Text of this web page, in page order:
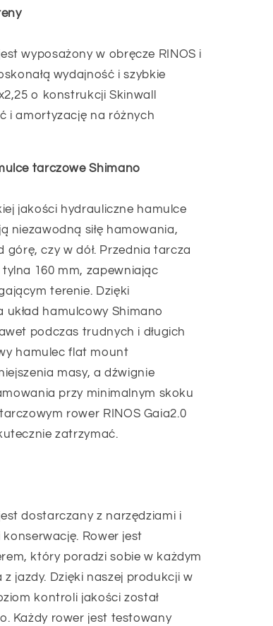
wyposażony w obręcze RINOS i
wydajność i szybkie
o konstrukcji Skinwall
i amortyzację na różnych
tarczowe Shimano
jakości hydrauliczne hamulce
niezawodną siłę hamowania,
górę, czy w dół. Przednia tarcza
160 mm, zapewniając
terenie. Dzięki
układ hamulcowy Shimano
podczas trudnych i długich
hamulec flat mount
masy, a dźwignie
przy minimalnym skoku
rower RINOS Gaia2.0
zatrzymać.
dostarczany z narzędziami i
Rower jest
który poradzi sobie w każdym
jazdy. Dzięki naszej produkcji w
kontroli jakości został
Każdy rower jest testowany